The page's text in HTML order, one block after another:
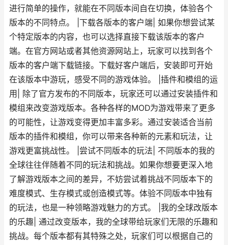
进行简单的操作，就能在不同版本间自在切换，体验各个
版本的不同特点。 |下载各版本的客户端| 如果你想尝试某
个特定版本的内容，也可以选择直接下载该版本的客户
端。在官方网站或者其他资源网站上，玩家可以找到各个
版本的客户端下载链接。下载好客户端后，安装即可开始
在该版本中游玩，感受不同的游戏体验。 |插件和模组的运
用| 除了官方发布的不同版本，玩家还可以通过安装插件和
模组来改变游戏版本。各种各样的MOD为游戏带来了更多
的可能性，让游戏变得更加丰富多彩。通过安装适合当前
版本的插件和模组，你可以带来各种新的元素和玩法，让
游戏更富挑战性。 |尝试不同版本的玩法| 不同版本的我的
全球往往伴随着不同的玩法和挑战。如果你想要更深入地
了解游戏版本之间的差异，不妨尝试着挑战不同版本下的
难度模式、生存模式或创造模式等。体验不同版本中独有
的玩法，也是一种领略游戏魅力的方式。 |我的全球改版本
的乐趣| 通过改变版本，我的全球带给玩家们无限的乐趣和
挑战。每个版本都有其特殊之处，玩家们可以根据自己的